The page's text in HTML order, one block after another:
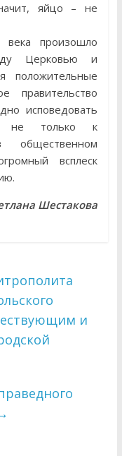
яйцо – не
произошло
Церковью и
положительные
правительство
исповедовать
не только к
общественном
всплеск
Шестакова
и